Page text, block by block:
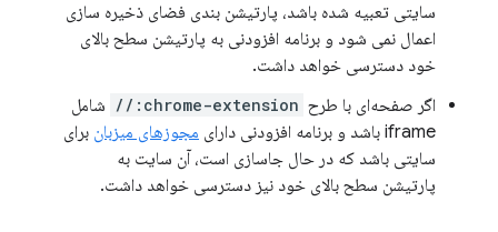
سایتی تعبیه شده باشد، پارتیشن بندی فضای ذخیره سازی
اعمال نمی شود و برنامه افزودنی به پارتیشن سطح بالای
خود دسترسی خواهد داشت.
اگر صفحه‌ای با طرح chrome-extension://
شامل
iframe باشد و برنامه افزودنی دارای
مجوزهای میزبان برای
سایتی باشد که در حال جاسازی است، آن سایت به
پارتیشن سطح بالای خود نیز دسترسی خواهد داشت.